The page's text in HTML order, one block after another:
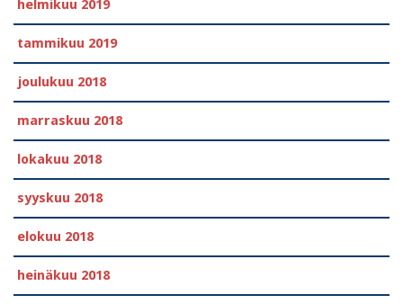
helmikuu 2019
tammikuu 2019
joulukuu 2018
marraskuu 2018
lokakuu 2018
syyskuu 2018
elokuu 2018
heinäkuu 2018